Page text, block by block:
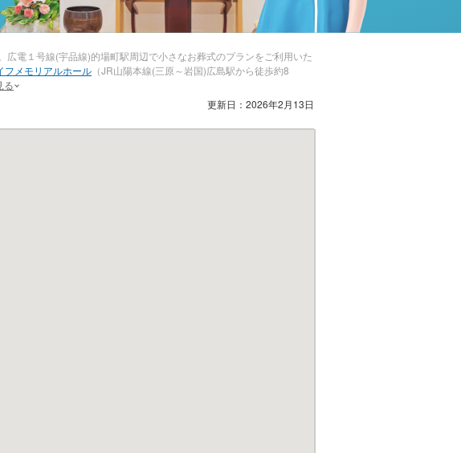
電１号線(宇品線)的場町駅周辺で小さなお葬式のプランをご利用いた
フメモリアルホール （JR山陽本線(三原～岩国)広島駅から徒歩約8
る
更新日：2026年2月13日